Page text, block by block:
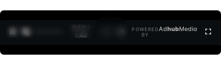
0:12 /
1:40
POWERED
BY
AdhubMedia